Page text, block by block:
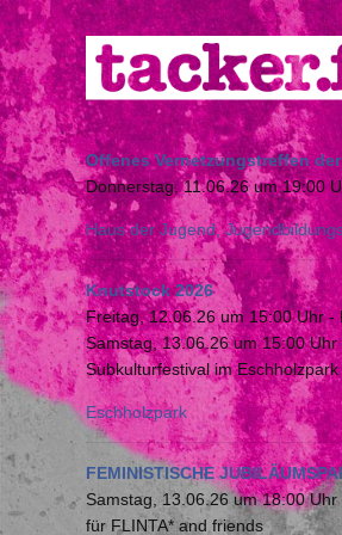
Direkt
zum
Inhalt
Offenes Vernetzungstreffen
Donnerstag, 11.06.26 um 19:00
Haus der Jugend,
Knutstock 2026
Freitag, 12.06.26 um 15:00 Uhr-
Samstag, 13.06.26 um 15:00 Uhr
Subkulturfestival im Eschholzpark
Eschholzpark
FEMINISTISCHE
Samstag, 13.06.26 um 18:00 Uhr
für FLINTA* and friends